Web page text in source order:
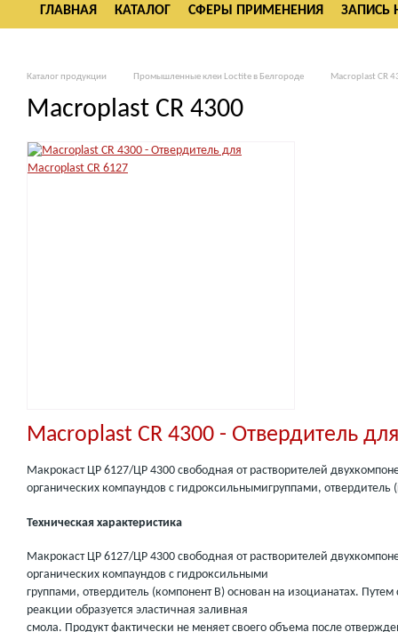
ГЛАВНАЯ КАТАЛОГ СФЕРЫ ПРИМЕНЕНИЯ ЗАПИСЬ
Каталог продукции Промышленные клеи Loctite в Белгороде Macroplast CR
Macroplast CR 4300
Macroplast CR 4300 - Отвердитель
Макрокаст ЦР 6127/ЦР 4300 свободная от растворителей
органических компаундов с гидроксильнымигруппами, отвердитель
Техническая характеристика
Макрокаст ЦР 6127/ЦР 4300 свободная от растворителей
органических компаундов с гидроксильными
группами, отвердитель (компонент B) основан на изоцианатах.
реакции образуется эластичная заливная
смола. Продукт фактически не меняет своего объема после